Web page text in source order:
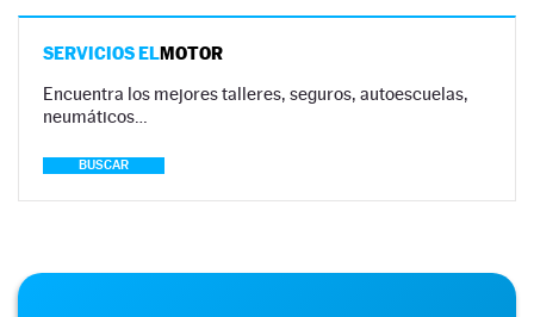
SERVICIOS ELMOTOR
Encuentra los mejores talleres, seguros, autoescuelas,
neumáticos…
BUSCAR